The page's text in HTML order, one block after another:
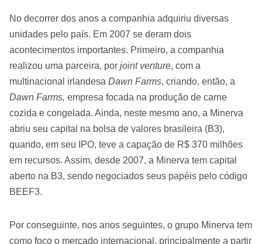
No decorrer dos anos a companhia adquiriu diversas
unidades pelo país. Em 2007 se deram dois
acontecimentos importantes. Primeiro, a companhia
realizou uma parceira, por joint venture, com a
multinacional irlandesa Dawn Farms, criando, então, a
Dawn Farms, empresa focada na produção de carne
cozida e congelada. Ainda, neste mesmo ano, a Minerva
abriu seu capital na bolsa de valores brasileira (B3),
quando, em seu IPO, teve a capação de R$ 370 milhões
em recursos. Assim, desde 2007, a Minerva tem capital
aberto na B3, sendo negociados seus papéis pelo código
BEEF3.
Por conseguinte, nos anos seguintes, o grupo Minerva tem
como foco o mercado internacional, principalmente a partir